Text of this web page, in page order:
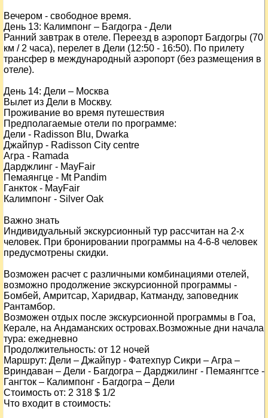
Вечером - свободное время.
День 13: Калимпонг – Багдогра - Дели
Ранний завтрак в отеле. Переезд в аэропорт Багдогры (70
км / 2 часа), перелет в Дели (12:50 - 16:50). По прилету
трансфер в международный аэропорт (без размещения в
отеле).
День 14: Дели – Москва
Вылет из Дели в Москву.
Проживание во время путешествия
Предполагаемые отели по программе:
Дели - Radisson Blu, Dwarka
Джайпур - Radisson City centre
Агра - Ramada
Дарджлинг - MayFair
Пемаянгце - Mt Pandim
Ганкток - MayFair
Калимпонг - Silver Oak
Важно знать
Индивидуальный экскурсионный тур рассчитан на 2-х
человек. При бронировании программы на 4-6-8 человек
предусмотрены скидки.
Возможен расчет с различными комбинациями отелей,
возможно продолжение экскурсионной программы -
Бомбей, Амритсар, Харидвар, Катманду, заповедник
Рантамбор.
Возможен отдых после экскурсионной программы в Гоа,
Керале, на Андаманских островах.Возможные дни начала
тура: ежедневно
Продолжительность: от 12 ночей
Маршрут: Дели – Джайпур - Фатехпур Сикри – Агра –
Вриндаван – Дели - Багдогра – Дарджилинг - Пемаянгтсе -
Гангток – Калимпонг - Багдогра – Дели
Стоимость от: 2 318 $ 1/2
Что входит в стоимость: